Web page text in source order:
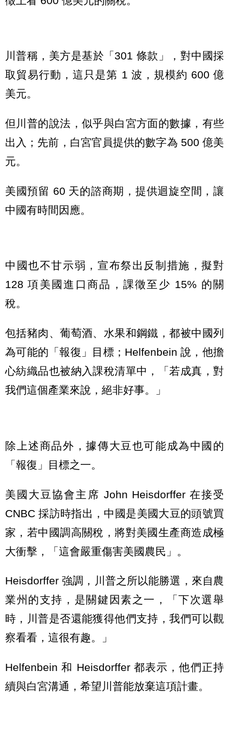
川普稱，美方是基於「301 條款」，對中國採
取貿易行動，這只是第 1 波，規模約 600 億
美元。
但川普的說法，似乎與白宮方面的數據，有些
出入；先前，白宮官員提供的數字為 500 億美
元。
美國預留 60 天的諮商期，提供迴旋空間，讓
中國有時間因應。
中國也不甘示弱，宣布祭出反制措施，擬對
128 項美國進口商品，課徵至少 15% 的關
稅。
包括豬肉、葡萄酒、水果和鋼鐵，都被中國列
為可能的「報復」目標；Helfenbein 說，他擔
心紡織品也被納入課稅清單中，「若成真，對
我們這個產業來說，絕非好事。」
除上述商品外，據傳大豆也可能成為中國的
「報復」目標之一。
美國大豆協會主席 John Heisdorffer 在接受
CNBC 採訪時指出，中國是美國大豆的頭號買
家，若中國調高關稅，將對美國生產商造成極
大衝擊，「這會嚴重傷害美國農民」。
Heisdorffer 強調，川普之所以能勝選，來自農
業州的支持，是關鍵因素之一，「下次選舉
時，川普是否還能獲得他們支持，我們可以觀
察看看，這很有趣。」
Helfenbein 和 Heisdorffer 都表示，他們正持
續與白宮溝通，希望川普能放棄這項計畫。